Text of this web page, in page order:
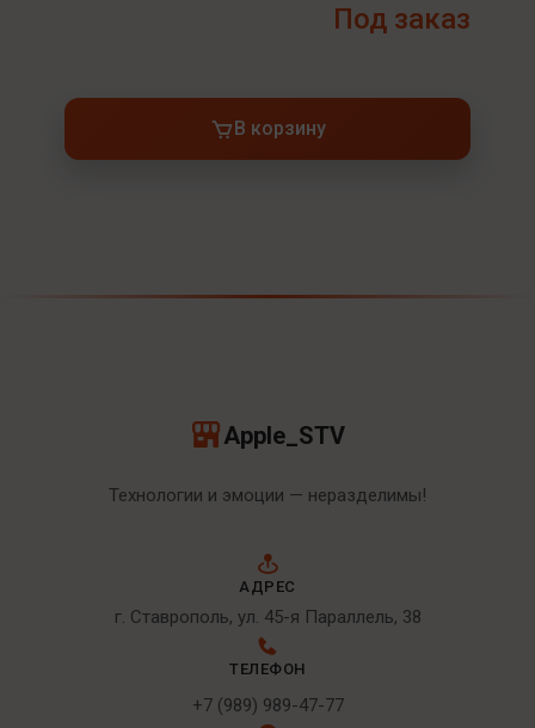
Под заказ
В корзину
Apple_STV
Технологии и эмоции — неразделимы!
АДРЕС
г. Ставрополь, ул. 45-я Параллель, 38
ТЕЛЕФОН
+7 (989) 989-47-77